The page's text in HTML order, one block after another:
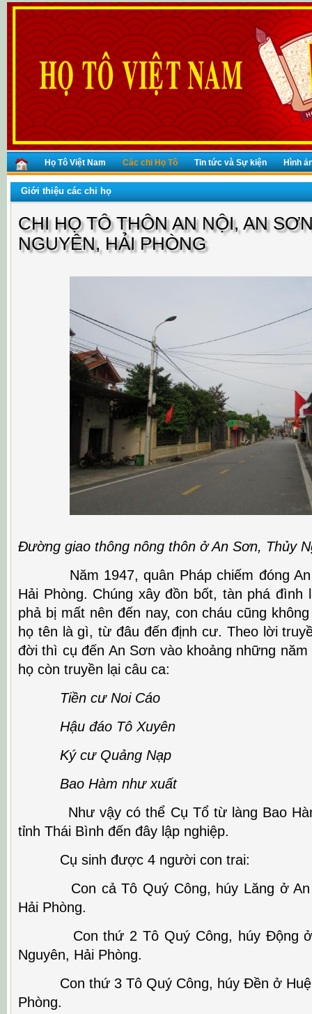
Họ Tô Việt Nam Các chi Họ Tô Tin tức và Sự kiện Hình
Giới thiệu các chi họ
CHI HỌ TÔ THÔN AN NỘI, AN
NGUYÊN, HẢI PHÒNG
Đường giao thông nông thôn ở An Sơn, Thủy
Năm 1947, quân Pháp chiếm đóng An
Hải Phòng. Chúng xây đồn bốt, tàn phá đình
phả bị mất nên đến nay, con cháu cũng
họ tên là gì, từ đâu đến định cư. Theo lời
đời thì cụ đến An Sơn vào khoảng những
họ còn truyền lại câu ca:
Tiền cư Noi Cáo
Hậu đáo Tô Xuyên
Ký cư Quảng Nạp
Bao Hàm như xuất
Như vậy có thể Cụ Tổ từ làng Bao
tỉnh Thái Bình đến đây lập nghiệp.
Cụ sinh được 4 người con trai:
Con cả Tô Quý Công, húy Lăng ở An
Hải Phòng.
Con thứ 2 Tô Quý Công, húy Động ở
Nguyên, Hải Phòng.
Con thứ 3 Tô Quý Công, húy Đền ở Huệ
Phòng.